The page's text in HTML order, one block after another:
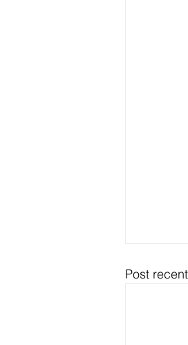
Post